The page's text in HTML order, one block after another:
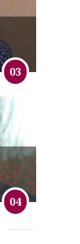
03
04